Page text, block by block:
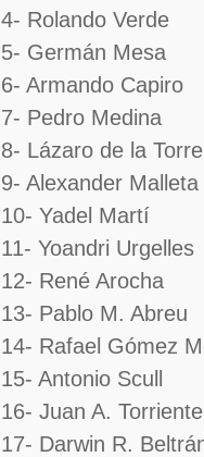
4- Rolando Verde
5- Germán Mesa
6- Armando Capiro
7- Pedro Medina
8- Lázaro de la Torre
9- Alexander Malleta
10- Yadel Martí
11- Yoandri Urgelles
12- René Arocha
13- Pablo M. Abreu
14- Rafael Gómez
15- Antonio Scull
16- Juan A. Torriente
17- Darwin R.